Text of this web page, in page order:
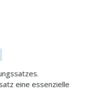
eine essenzielle